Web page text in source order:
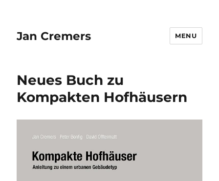
Jan Cremers MENU
Neues Buch zu
Kompakten Hofhäusern